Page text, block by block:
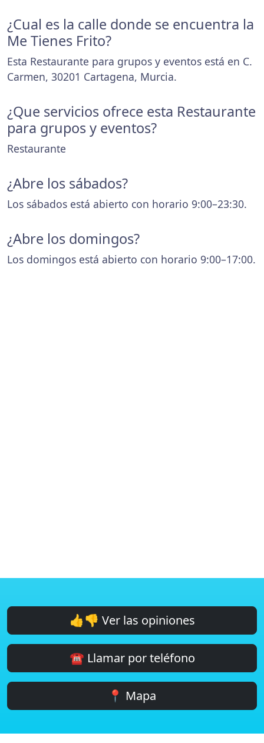
¿Cual es la calle donde se encuentra la
Me Tienes Frito?
Esta Restaurante para grupos y eventos está en C.
Carmen, 30201 Cartagena, Murcia.
¿Que servicios ofrece esta Restaurante
para grupos y eventos?
Restaurante
¿Abre los sábados?
Los sábados está abierto con horario 9:00–23:30.
¿Abre los domingos?
Los domingos está abierto con horario 9:00–17:00.
👍👎 Ver las opiniones
☎️ Llamar por teléfono
📍 Mapa